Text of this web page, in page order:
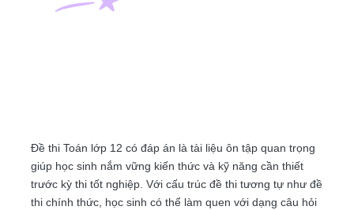
Đề thi Toán lớp 12 có đáp án là tài liệu ôn tập quan trọng
giúp học sinh nắm vững kiến thức và kỹ năng cần thiết
trước kỳ thi tốt nghiệp. Với cấu trúc đề thi tương tự như đề
thi chính thức, học sinh có thể làm quen với dạng câu hỏi